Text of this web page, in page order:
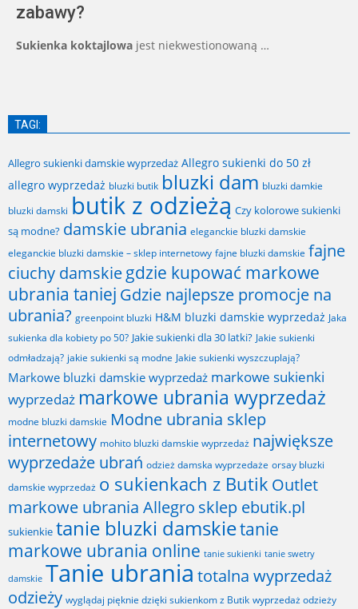
zabawy?
Sukienka koktajlowa jest niekwestionowaną …
TAGI:
Allegro sukienki damskie wyprzedaż Allegro sukienki do 50 zł
allegro wyprzedaż bluzki butik bluzki dam bluzki damkie
bluzki damski butik z odzieżą Czy kolorowe sukienki
są modne? damskie ubrania eleganckie bluzki damskie
eleganckie bluzki damskie – sklep internetowy fajne bluzki damskie fajne
ciuchy damskiegdzie kupować markowe
ubrania taniej Gdzie najlepsze promocje na
ubrania? greenpoint bluzki H&M bluzki damskie wyprzedaż Jaka
sukienka dla kobiety po 50? Jakie sukienki dla 30 latki? Jakie sukienki
odmładzają? jakie sukienki są modne Jakie sukienki wyszczuplają?
Markowe bluzki damskie wyprzedaż markowe sukienki
wyprzedaż markowe ubrania wyprzedaż
modne bluzki damskie Modne ubrania sklep
internetowy mohito bluzki damskie wyprzedaż największe
wyprzedaże ubrań odzież damska wyprzedaże orsay bluzki
damskie wyprzedaż o sukienkach z Butik Outlet
markowe ubrania Allegro sklep ebutik.pl
sukienkie tanie bluzki damskietanie
markowe ubrania online tanie sukienki tanie swetry
damskie Tanie ubrania totalna wyprzedaż
odzieży wyglądaj pięknie dzięki sukienkom z Butik wyprzedaż odzieży